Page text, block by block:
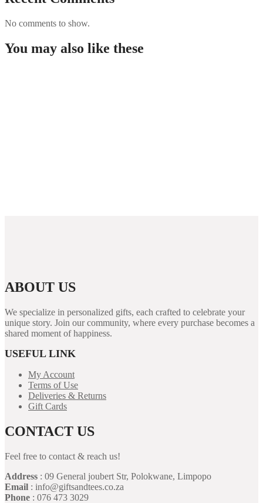
No comments to show.
You may also like these
ABOUT US
We specialize in personalized gifts, each crafted to celebrate your
unique story. Join our community, where every purchase becomes a
shared moment of happiness.
USEFUL LINK
My Account
Terms of Use
Deliveries & Returns
Gift Cards
CONTACT US
Feel free to contact & reach us!
Address : 09 General joubert Str, Polokwane, Limpopo
Email : info@giftsandtees.co.za
Phone : 076 473 3029